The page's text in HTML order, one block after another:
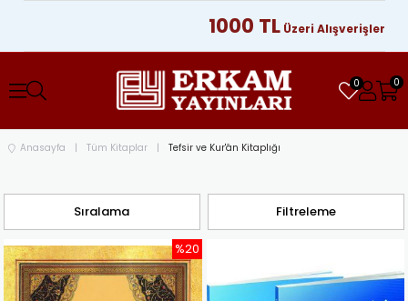
Üzeri AlışverişlerinizdeKargo Ücretsiz
0 0
Anasayfa Tüm Kitaplar Tefsir ve Kur'ân Kitaplığı
Filtreleme
Sıralama
%20